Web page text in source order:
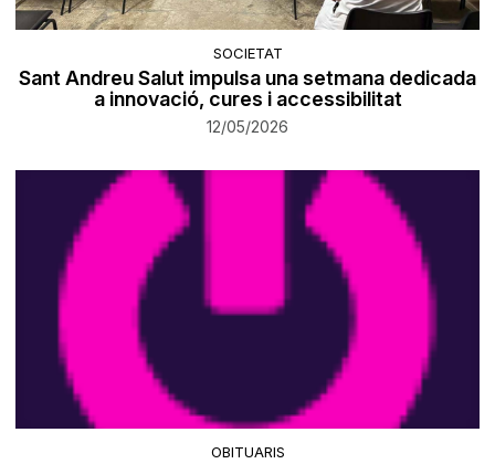
SOCIETAT
Sant Andreu Salut impulsa una setmana dedicada
a innovació, cures i accessibilitat
12/05/2026
OBITUARIS